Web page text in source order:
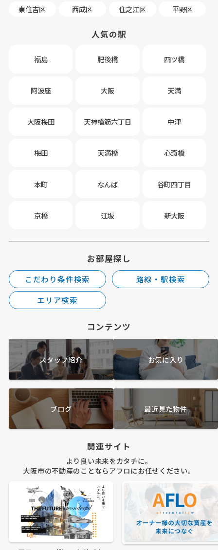
東住吉区
西成区 住之江区 平野区
人気の駅
福島 肥後橋 四ツ橋
阿波座 大阪 天満
大阪梅田 天神橋筋六丁目 中津
梅田 天満橋 心斎橋
本町 なんば 谷町四丁目
京橋 江坂 新大阪
お部屋探し
こだわり条件検索
路線・駅検索
エリア検索
コンテンツ
スタッフ紹介 お気に入り
ブログ 最近見た物件
関連サイト
より良い未来をカタチに。
大阪市の不動産のことならアフロにお任せください。